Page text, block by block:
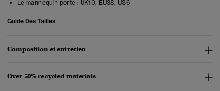
Le mannequin porte : UK10, EU38, US6
Guide Des Tailles
Composition et entretien
Over 50% recycled materials